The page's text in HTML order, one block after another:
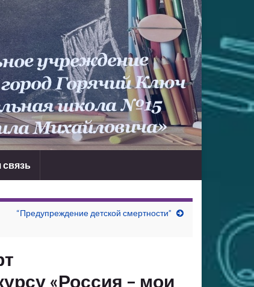
связь
“Предупреждение детской смертности”
«Россия – мои